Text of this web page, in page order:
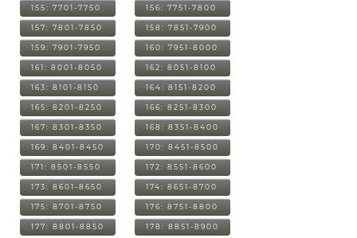
155: 7701-7750 156: 7751-7800
157: 7801-7850 158: 7851-7900
159: 7901-7950 160: 7951-8000
161: 8001-8050 162: 8051-8100
163: 8101-8150 164: 8151-8200
165: 8201-8250 166: 8251-8300
167: 8301-8350 168: 8351-8400
169: 8401-8450 170: 8451-8500
171: 8501-8550 172: 8551-8600
173: 8601-8650 174: 8651-8700
175: 8701-8750 176: 8751-8800
177: 8801-8850 178: 8851-8900